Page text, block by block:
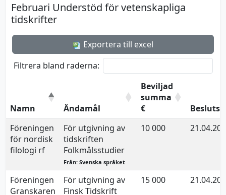
Februari Understöd för vetenskapliga
tidskrifter
Exportera till excel
Filtrera bland raderna:
Namn Ändamål
Beviljad
summa
€
Föreningen
för nordisk
filologi rf
För utgivning av
tidskriften
Folkmålsstudier
Från: Svenska språket
10 000
Föreningen
Granskaren
För utgivning av
Finsk Tidskrift
15 000